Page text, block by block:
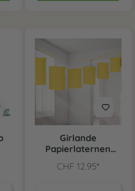
Girlande
Papierlaternen
CHF 12.95*